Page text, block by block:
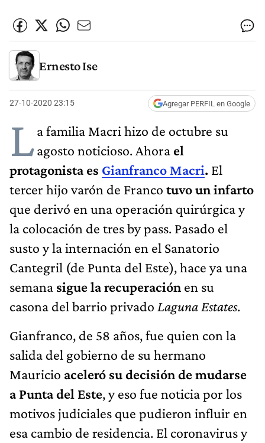
Ernesto Ise
27-10-2020 23:15 Agregar PERFIL en Google
La familia Macri hizo de octubre su
agosto noticioso. Ahora el
protagonista es Gianfranco Macri. El
tercer hijo varón de Franco tuvo un infarto
que derivó en una operación quirúrgica y
la colocación de tres by pass. Pasado el
susto y la internación en el Sanatorio
Cantegril (de Punta del Este), hace ya una
semana sigue la recuperación en su
casona del barrio privado Laguna Estates.
Gianfranco, de 58 años, fue quien con la
salida del gobierno de su hermano
Mauricio aceleró su decisión de mudarse
a Punta del Este, y eso fue noticia por los
motivos judiciales que pudieron influir en
esa cambio de residencia. El coronavirus y